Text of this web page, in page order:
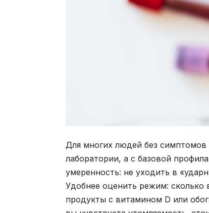
Для многих людей без симптомов
лаборатории, а с базовой
умеренность: не уходить в
Удобнее оценить режим: сколько
продукты с витамином D или